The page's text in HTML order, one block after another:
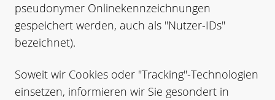
pseudonymer Onlinekennzeichnungen
gespeichert werden, auch als "Nutzer-IDs"
bezeichnet).
Soweit wir Cookies oder "Tracking"-Technologien
einsetzen, informieren wir Sie gesondert in